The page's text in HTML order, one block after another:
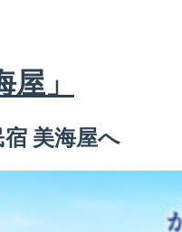
」
美海屋へ